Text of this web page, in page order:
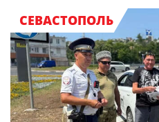
СЕВАСТОПОЛЬ